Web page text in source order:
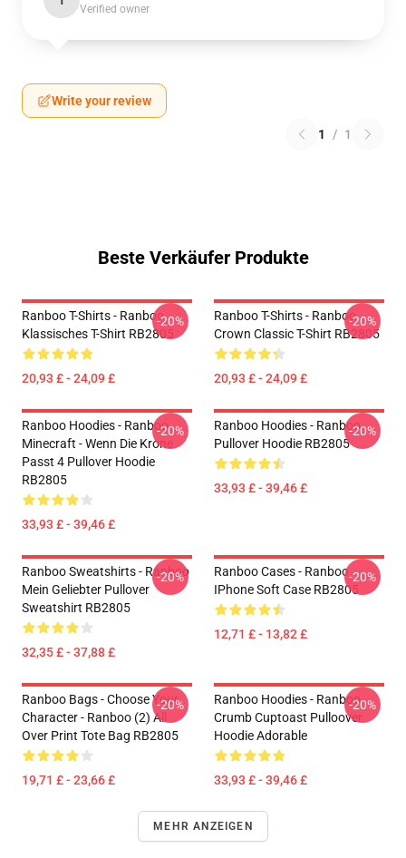
Verified owner
Write your review
1 / 1
Beste Verkäufer Produkte
Ranboo T-Shirts - Ranboo
Klassisches T-Shirt RB2805
20,93 £ - 24,09 £
-20%
Ranboo T-Shirts - Ranboo
Crown Classic T-Shirt RB2805
20,93 £ - 24,09 £
-20%
Ranboo Hoodies - Ranboo
Minecraft - Wenn Die Krone
Passt 4 Pullover Hoodie
RB2805
33,93 £ - 39,46 £
-20%
Ranboo Hoodies - Ranboo
Pullover Hoodie RB2805
33,93 £ - 39,46 £
-20%
Ranboo Sweatshirts - Ranboo
Mein Geliebter Pullover
Sweatshirt RB2805
32,35 £ - 37,88 £
-20%
Ranboo Cases - Ranboo
IPhone Soft Case RB2805
12,71 £ - 13,82 £
-20%
Ranboo Bags - Choose Your
Character - Ranboo (2) All
Over Print Tote Bag RB2805
19,71 £ - 23,66 £
-20%
Ranboo Hoodies - Ranboo
Crumb Cuptoast Pulloover
Hoodie Adorable
33,93 £ - 39,46 £
-20%
MEHR ANZEIGEN